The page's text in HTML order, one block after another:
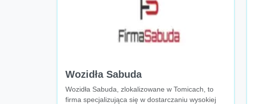
Wozidła Sabuda
Wozidła Sabuda, zlokalizowane w Tomicach, to
firma specjalizująca się w dostarczaniu wysokiej